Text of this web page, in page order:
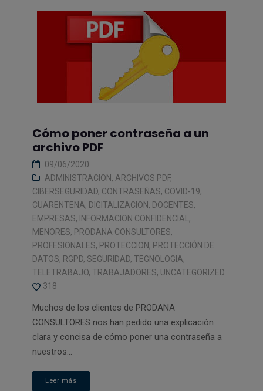
Cómo poner contraseña a un
archivo PDF
09/06/2020
ADMINISTRACION, ARCHIVOS PDF,
CIBERSEGURIDAD, CONTRASEÑAS, COVID-19,
CUARENTENA, DIGITALIZACION, DOCENTES,
EMPRESAS, INFORMACION CONFIDENCIAL ,
MENORES, PRODANA CONSULTORES,
PROFESIONALES, PROTECCION, PROTECCIÓN DE
DATOS, RGPD, SEGURIDAD, TEGNOLOGIA,
TELETRABAJO, TRABAJADORES, UNCATEGORIZED
318
Muchos de los clientes de PRODANA
CONSULTORES nos han pedido una explicación
clara y concisa de cómo poner una contraseña a
nuestros...
Leer más